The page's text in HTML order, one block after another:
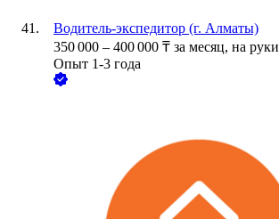
Водитель-экспедитор (г. Алматы)
350 000 – 400 000 ₸ за месяц, на руки
Опыт 1-3 года